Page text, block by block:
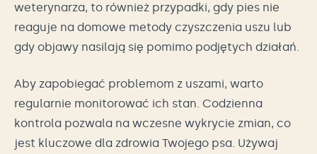
weterynarza, to również przypadki, gdy pies nie
reaguje na domowe metody czyszczenia uszu lub
gdy objawy nasilają się pomimo podjętych działań.
Aby zapobiegać problemom z uszami, warto
regularnie monitorować ich stan. Codzienna
kontrola pozwala na wczesne wykrycie zmian, co
jest kluczowe dla zdrowia Twojego psa. Używaj